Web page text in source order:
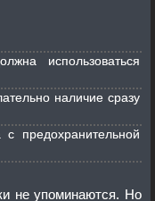
использоваться
наличие сразу
предохранительной
не упоминаются. Но